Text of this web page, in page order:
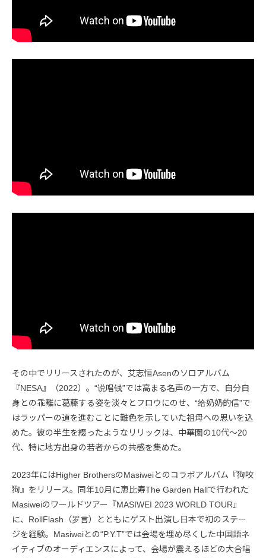
その中でリリースされたのが、艾志恒Asenのソロアルバム
『NESA』（2022）。“说唱钱”では高まる名声の一方で、自分自
身との乖離に葛藤する姿を淡々とフロウにのせ、“给奶奶的信”で
はラッパーの道を進むことに難色を示していた祖母への思いを込
めた。彼の半生を綴ったようなリリックは、中華圏の10代〜20
代、特に地方出身の若者からの共感を集めた。
2023年にはHigher BrothersのMasiweiとのコラボアルバム『狗咬
狗』をリリース。同年10月に恵比寿The Garden Hallで行われた
Masiweiのワールドツアー『MASIWEI 2023 WORLD TOUR』
に、RollFlash（罗言）とともにゲスト出演し日本で初のステー
ジを経験。Masiweiとの“P.Y.T”では会場を埋め尽くした中国語ネ
イティブのオーディエンスによって、会場が震えるほどの大合唱